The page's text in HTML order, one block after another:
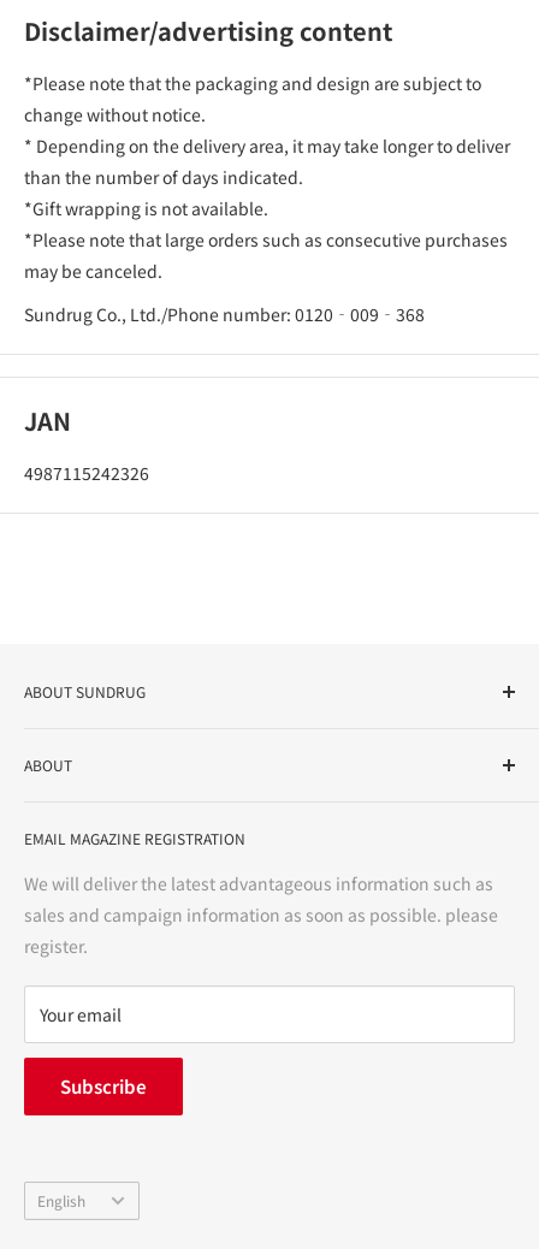
Disclaimer/advertising content
*Please note that the packaging and design are subject to
change without notice.
* Depending on the delivery area, it may take longer to deliver
than the number of days indicated.
*Gift wrapping is not available.
*Please note that large orders such as consecutive purchases
may be canceled.
Sundrug Co., Ltd./Phone number: 0120‐009‐368
JAN
4987115242326
ABOUT SUNDRUG
variety store, we aim to realize a "healthy and prosperous
bright and enjoyable life every day."
ABOUT
Notation based on the Act on Specified Commercial
Precautions regarding medicines
terms of service
privacy policy
FAQ
inquiry
中途採用
EMAIL MAGAZINE REGISTRATION
We will deliver the latest advantageous information such as
sales and campaign information as soon as possible. please
register.
Your email
Subscribe
Language
English